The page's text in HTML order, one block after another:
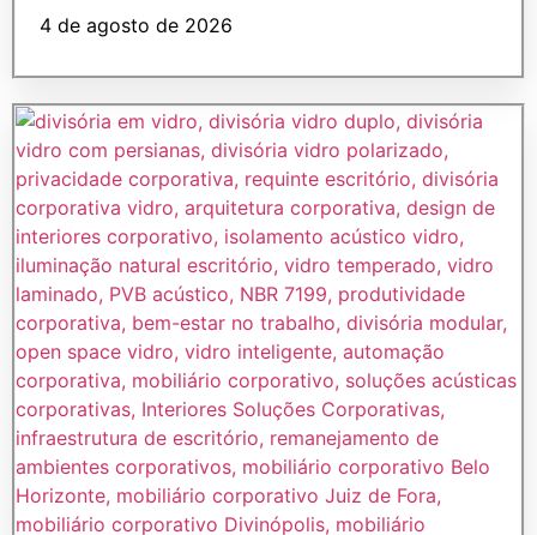
4 de agosto de 2026